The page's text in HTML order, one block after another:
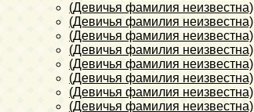
(Девичья фамилия неизвестна)
(Девичья фамилия неизвестна)
(Девичья фамилия неизвестна)
(Девичья фамилия неизвестна)
(Девичья фамилия неизвестна)
(Девичья фамилия неизвестна)
(Девичья фамилия неизвестна)
(Девичья фамилия неизвестна)